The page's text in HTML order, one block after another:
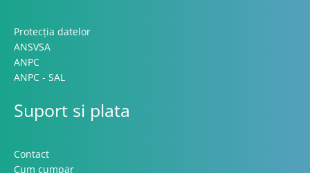
Protecția datelor
ANSVSA
ANPC
ANPC - SAL
Suport si plata
Contact
Cum cumpar